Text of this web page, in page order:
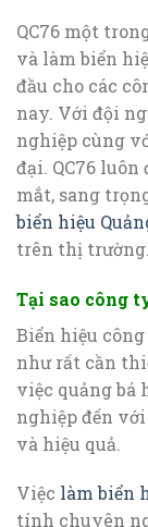
QC76 một
và làm biển
đầu cho các
nay. Với đội
nghiệp cùng
đại. QC76
mắt, sang
biển hiệu
trên thị trường.
Tại sao công
Biển hiệu
như rất cần
việc quảng bá
nghiệp đến
và hiệu quả.
Việc làm biển
tính chuyên